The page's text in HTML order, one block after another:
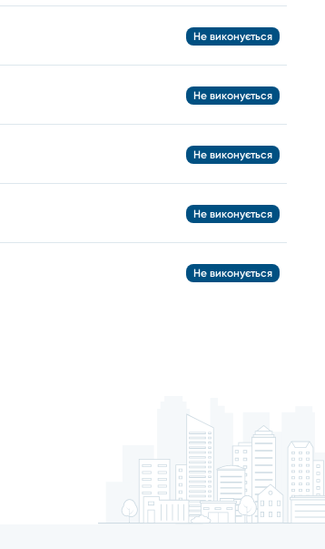
Не виконується
Не виконується
Не виконується
Не виконується
Не виконується